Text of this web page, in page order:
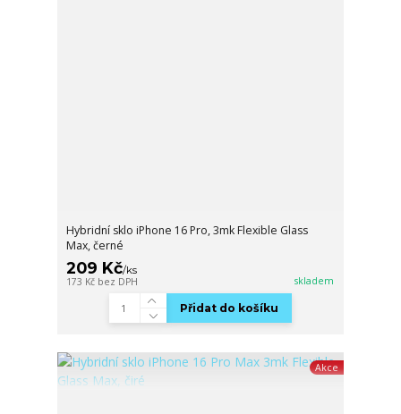
Hybridní sklo iPhone 16 Pro, 3mk Flexible Glass
Max, černé
209 Kč/ks
173 Kč bez DPH skladem
Přidat do košíku
Akce